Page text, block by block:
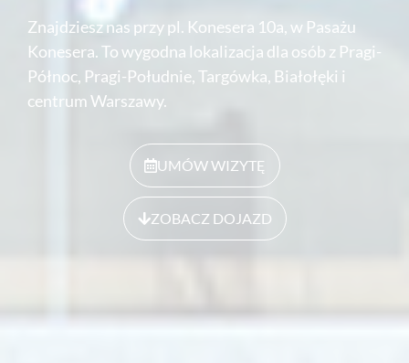
Znajdziesz nas przy pl. Konesera 10a, w Pasażu
Konesera. To wygodna lokalizacja dla osób z Pragi-
Północ, Pragi-Południe, Targówka, Białołęki i
centrum Warszawy.
UMÓW WIZYTĘ
ZOBACZ DOJAZD